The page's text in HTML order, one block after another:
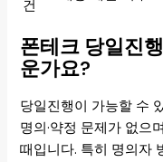
건
폰테크 당일진
운가요?
당일진행이 가능할 수
명의·약정 문제가 없으
때입니다. 특히 명의자